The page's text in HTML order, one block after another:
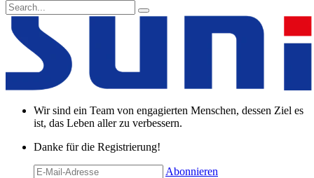
Wir sind ein Team von engagierten Menschen, dessen Ziel es
ist, das Leben aller zu verbessern.
Danke für die Registrierung!
Abonnieren